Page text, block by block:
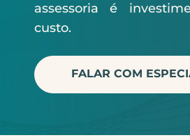
assessoria é
custo.
FALAR COM